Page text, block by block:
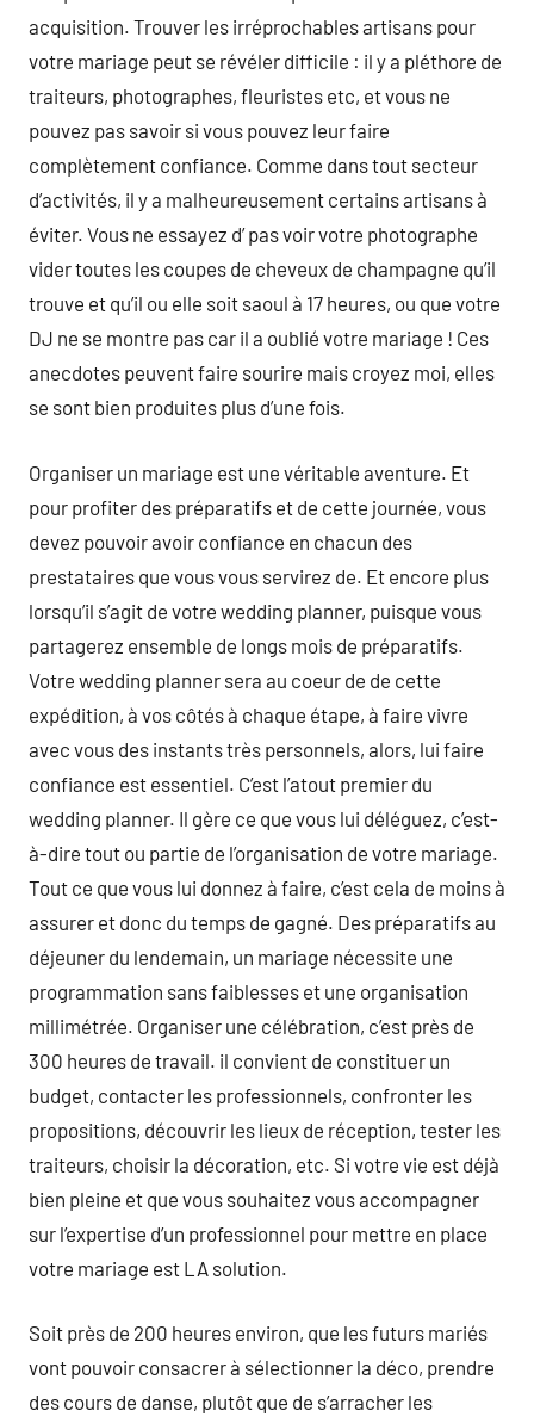
acquisition. Trouver les irréprochables artisans pour
votre mariage peut se révéler difficile : il y a pléthore de
traiteurs, photographes, fleuristes etc, et vous ne
pouvez pas savoir si vous pouvez leur faire
complètement confiance. Comme dans tout secteur
d’activités, il y a malheureusement certains artisans à
éviter. Vous ne essayez d’ pas voir votre photographe
vider toutes les coupes de cheveux de champagne qu’il
trouve et qu’il ou elle soit saoul à 17 heures, ou que votre
DJ ne se montre pas car il a oublié votre mariage ! Ces
anecdotes peuvent faire sourire mais croyez moi, elles
se sont bien produites plus d’une fois.
Organiser un mariage est une véritable aventure. Et
pour profiter des préparatifs et de cette journée, vous
devez pouvoir avoir confiance en chacun des
prestataires que vous vous servirez de. Et encore plus
lorsqu’il s’agit de votre wedding planner, puisque vous
partagerez ensemble de longs mois de préparatifs.
Votre wedding planner sera au coeur de de cette
expédition, à vos côtés à chaque étape, à faire vivre
avec vous des instants très personnels, alors, lui faire
confiance est essentiel. C’est l’atout premier du
wedding planner. Il gère ce que vous lui déléguez, c’est-
à-dire tout ou partie de l’organisation de votre mariage.
Tout ce que vous lui donnez à faire, c’est cela de moins à
assurer et donc du temps de gagné. Des préparatifs au
déjeuner du lendemain, un mariage nécessite une
programmation sans faiblesses et une organisation
millimétrée. Organiser une célébration, c’est près de
300 heures de travail. il convient de constituer un
budget, contacter les professionnels, confronter les
propositions, découvrir les lieux de réception, tester les
traiteurs, choisir la décoration, etc. Si votre vie est déjà
bien pleine et que vous souhaitez vous accompagner
sur l’expertise d’un professionnel pour mettre en place
votre mariage est LA solution.
Soit près de 200 heures environ, que les futurs mariés
vont pouvoir consacrer à sélectionner la déco, prendre
des cours de danse, plutôt que de s’arracher les